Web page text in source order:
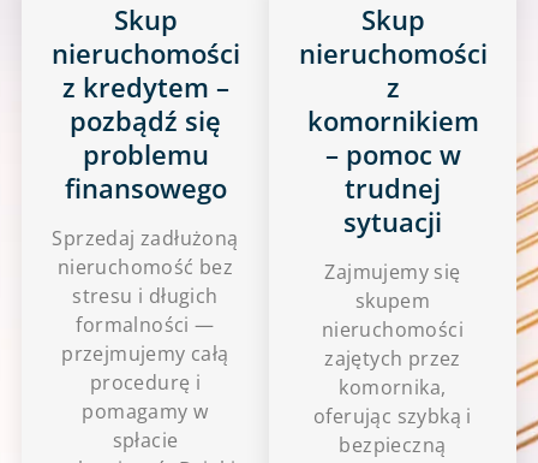
Skup
nieruchomości
z kredytem –
pozbądź się
problemu
finansowego
Sprzedaj zadłużoną
nieruchomość bez
stresu i długich
formalności —
przejmujemy całą
procedurę i
pomagamy w
spłacie
Skup
nieruchomości
z
komornikiem
– pomoc w
trudnej
sytuacji
Zajmujemy się
skupem
nieruchomości
zajętych przez
komornika,
oferując szybką i
bezpieczną